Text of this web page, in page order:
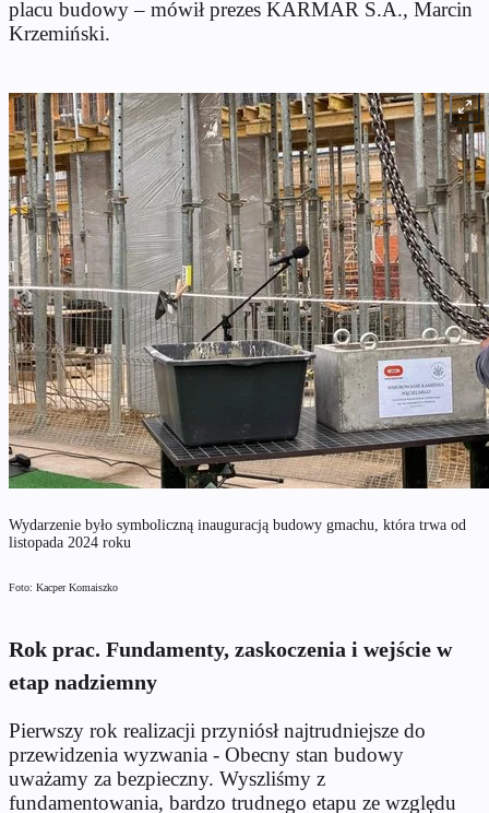
placu budowy – mówił prezes KARMAR S.A., Marcin
Krzemiński.
Wydarzenie było symboliczną inauguracją budowy gmachu, która trwa od
listopada 2024 roku
Foto: Kacper Komaiszko
Rok prac. Fundamenty, zaskoczenia i wejście w
etap nadziemny
Pierwszy rok realizacji przyniósł najtrudniejsze do
przewidzenia wyzwania - Obecny stan budowy
uważamy za bezpieczny. Wyszliśmy z
fundamentowania, bardzo trudnego etapu ze względu